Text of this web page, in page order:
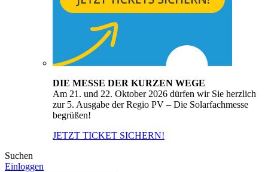
DIE MESSE DER KURZEN WEGE
Am 21. und 22. Oktober 2026 dürfen wir Sie herzlich
zur 5. Ausgabe der Regio PV – Die Solarfachmesse
begrüßen!
JETZT TICKET SICHERN!
Suchen
Einloggen